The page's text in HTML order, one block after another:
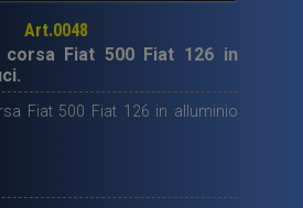
Art.0048
Fiat 500 Fiat 126 in
Fiat 500 Fiat 126 in alluminio